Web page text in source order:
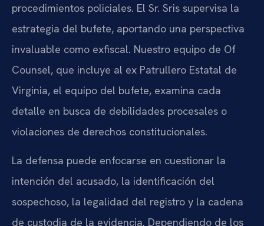
procedimientos policiales. El Sr. Sris supervisa la
estrategia del bufete, aportando una perspectiva
invaluable como exfiscal. Nuestro equipo de Of
Counsel, que incluye al ex Patrullero Estatal de
Virginia, el equipo del bufete, examina cada
detalle en busca de debilidades procesales o
violaciones de derechos constitucionales.
La defensa puede enfocarse en cuestionar la
intención del acusado, la identificación del
sospechoso, la legalidad del registro y la cadena
de custodia de la evidencia. Dependiendo de los